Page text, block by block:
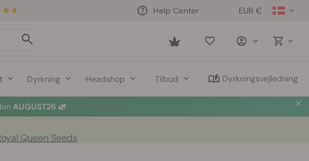
EUR €
Help Center
Saved
Dyrkning Headshop Tilbud Dyrkningsvejledning
AUGUST26 🌿
Queen Seeds